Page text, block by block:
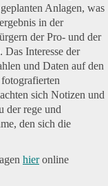
Anlagen, was
in der
der Pro- und der
Das Interesse der
und Daten auf den
sich Notizen und
der rege und
den sich die
hieronline